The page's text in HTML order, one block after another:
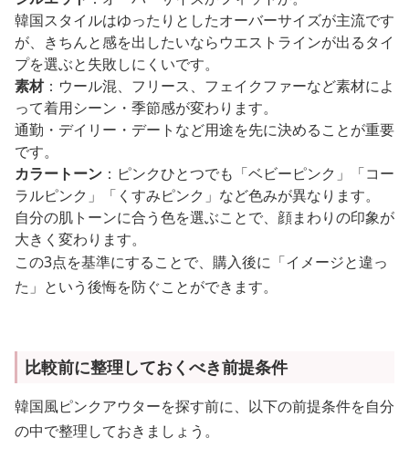
韓国スタイルはゆったりとしたオーバーサイズが主流です
が、きちんと感を出したいならウエストラインが出るタイ
プを選ぶと失敗しにくいです。
素材：ウール混、フリース、フェイクファーなど素材によ
って着用シーン・季節感が変わります。
通勤・デイリー・デートなど用途を先に決めることが重要
です。
カラートーン ：ピンクひとつでも「ベビーピンク」「コー
ラルピンク」「くすみピンク」など色みが異なります。
自分の肌トーンに合う色を選ぶことで、顔まわりの印象が
大きく変わります。
この3点を基準にすることで、購入後に「イメージと違っ
た」という後悔を防ぐことができます。
比較前に整理しておくべき前提条件
韓国風ピンクアウターを探す前に、以下の前提条件を自分
の中で整理しておきましょう。